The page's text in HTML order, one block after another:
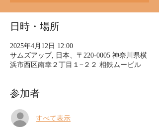
日時・場所
2025年4月12日 12:00
サムズアップ, 日本、〒220-0005 神奈川県横
浜市西区南幸２丁目１−２２ 相鉄ムービル
参加者
すべて表示